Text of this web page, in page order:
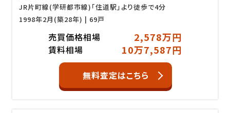
JR片町線(学研都市線)「住道駅」より徒歩で4分
1998年2月(築28年) | 69戸
売買価格相場 2,578万円
賃料相場 10万7,587円
無料査定はこちら